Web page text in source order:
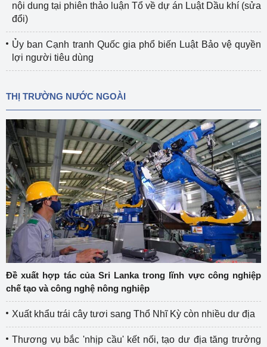
nội dung tại phiên thảo luận Tổ về dự án Luật Dầu khí (sửa
đổi)
Ủy ban Cạnh tranh Quốc gia phổ biến Luật Bảo vệ quyền
lợi người tiêu dùng
THỊ TRƯỜNG NƯỚC NGOÀI
Đề xuất hợp tác của Sri Lanka trong lĩnh vực công nghiệp
chế tạo và công nghệ nông nghiệp
Xuất khẩu trái cây tươi sang Thổ Nhĩ Kỳ còn nhiều dư địa
Thương vụ bắc 'nhịp cầu' kết nối, tạo dư địa tăng trưởng